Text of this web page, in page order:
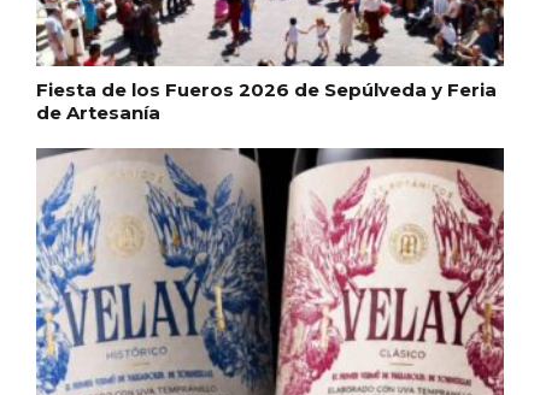
Fiesta de los Fueros 2026 de Sepúlveda y Feria
de Artesanía
Paseo nocturno por Valladolid